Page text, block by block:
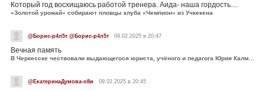
Который год восхищаюсь работой тренера. Аида- наша гордость....
«Золотой урожай» собирают пловцы клуба «Чемпион» из Учкекена
@Борис-р4л5т @Борис-р4л5т 09.02.2025 в 20:47
Вечная память
В Черкесске чествовали выдающегося юриста, учёного и педагога Юрия Калмыкова
@ЕкатеринаДумова-о8и 09.02.2025 в 20:45